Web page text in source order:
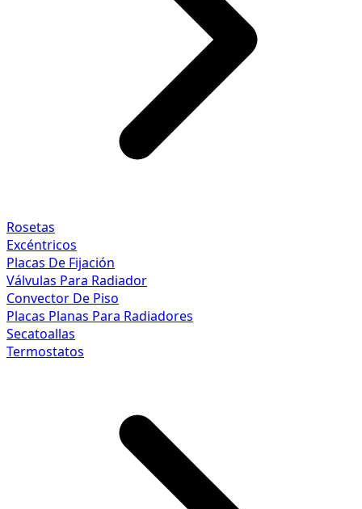
Rosetas
Excéntricos
Placas De Fijación
Válvulas Para Radiador
Convector De Piso
Placas Planas Para Radiadores
Secatoallas
Termostatos